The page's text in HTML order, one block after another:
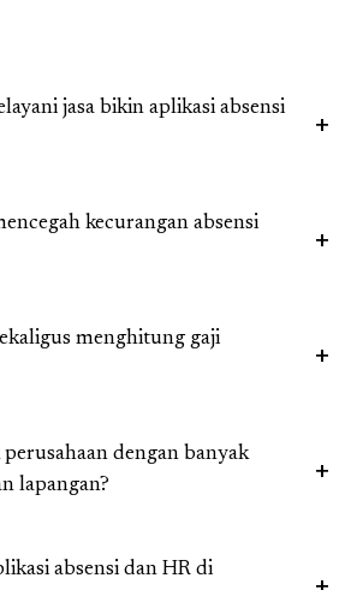
jasa bikin aplikasi absensi
kecurangan absensi
menghitung gaji
dengan banyak
lapangan?
absensi dan HR di